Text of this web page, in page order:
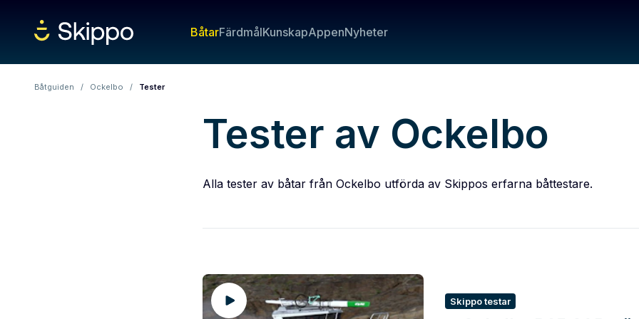
BåtarFärdmålKunskapAppenNyheter
Båtguiden / Ockelbo / Tester
Tester av Ockelbo
Alla tester av båtar från Ockelbo utförda av Skippos erfarna båttestare.
Skippo testar